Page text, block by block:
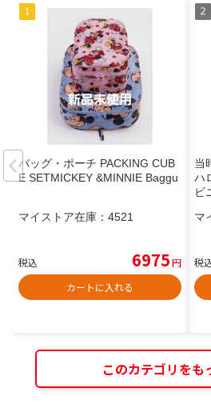
バッグ・ポーチ PACKING CUB
E SETMICKEY &MINNIE Baggu
マイストア在庫： 4521
税込 6975円
カートに入れる
当
ハ
ビ
マ
税
このカテゴリをも